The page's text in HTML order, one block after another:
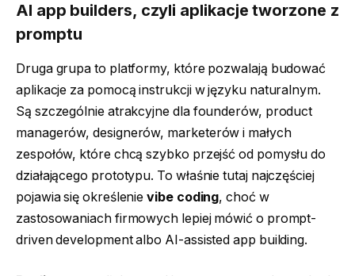
AI app builders, czyli aplikacje tworzone z
promptu
Druga grupa to platformy, które pozwalają budować
aplikacje za pomocą instrukcji w języku naturalnym.
Są szczególnie atrakcyjne dla founderów, product
managerów, designerów, marketerów i małych
zespołów, które chcą szybko przejść od pomysłu do
działającego prototypu. To właśnie tutaj najczęściej
pojawia się określenievibe coding, choć w
zastosowaniach firmowych lepiej mówić o prompt-
driven development albo AI-assisted app building.